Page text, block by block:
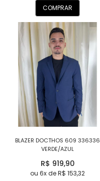
COMPRAR
BLAZER DOCTHOS 609 336336
VERDE/AZUL
R$ 919,90
ou 6x de R$ 153,32